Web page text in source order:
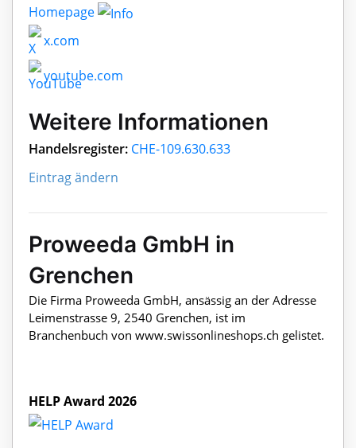
Homepage
x.com
youtube.com
Weitere Informationen
Handelsregister: CHE-109.630.633
Eintrag ändern
Proweeda GmbH in
Grenchen
Die Firma Proweeda GmbH, ansässig an der Adresse
Leimenstrasse 9, 2540 Grenchen, ist im
Branchenbuch von www.swissonlineshops.ch gelistet.
HELP Award 2026